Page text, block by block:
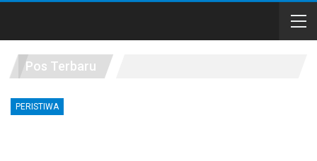
Pos Terbaru
PERISTIWA